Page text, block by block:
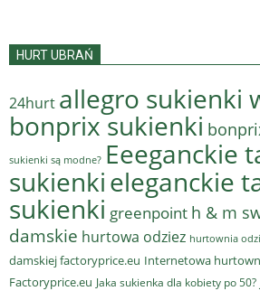
HURT UBRAŃ
24hurt allegro sukienki
bonprix sukienki
sukienki są modne? Eeeganckie
sukienkieleganckie
sukienki greenpoint h & m
damskie hurtowa odziez hurtownia
damskiej factoryprice.eu Internetowa
Factoryprice.eu Jaka sukienka dla kobiety po 50?